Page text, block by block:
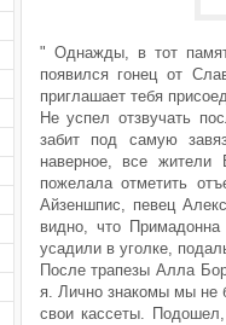
" Однажды, в тот
появился гонец от
приглашает тебя
Не успел отзвучать
забит под самую
наверное, все жители
пожелала отметить
Айзеншпис, певец
видно, что
усадили в уголке,
После трапезы Алла
я. Лично знакомы мы не
свои кассеты.